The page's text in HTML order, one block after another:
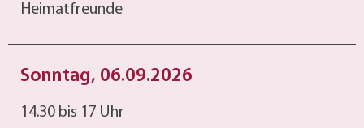
Heimatfreunde
Sonntag, 06.09.2026
14.30 bis 17 Uhr